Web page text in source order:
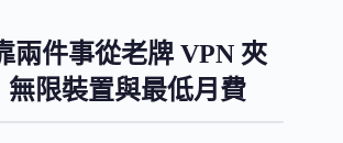
兩件事從老牌 VPN 夾
無限裝置與最低月費